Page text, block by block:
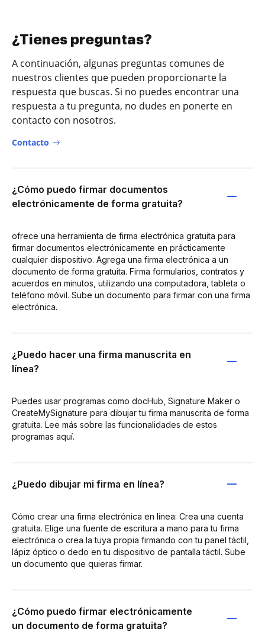
¿Tienes preguntas?
A continuación, algunas preguntas comunes de
nuestros clientes que pueden proporcionarte la
respuesta que buscas. Si no puedes encontrar una
respuesta a tu pregunta, no dudes en ponerte en
contacto con nosotros.
Contacto
¿Cómo puedo firmar documentos
electrónicamente de forma gratuita?
ofrece una herramienta de firma electrónica gratuita para
firmar documentos electrónicamente en prácticamente
cualquier dispositivo. Agrega una firma electrónica a un
documento de forma gratuita. Firma formularios, contratos y
acuerdos en minutos, utilizando una computadora, tableta o
teléfono móvil. Sube un documento para firmar con una firma
electrónica.
¿Puedo hacer una firma manuscrita en
línea?
Puedes usar programas como docHub, Signature Maker o
CreateMySignature para dibujar tu firma manuscrita de forma
gratuita. Lee más sobre las funcionalidades de estos
programas aquí.
¿Puedo dibujar mi firma en línea?
Cómo crear una firma electrónica en línea: Crea una cuenta
gratuita. Elige una fuente de escritura a mano para tu firma
electrónica o crea la tuya propia firmando con tu panel táctil,
lápiz óptico o dedo en tu dispositivo de pantalla táctil. Sube
un documento que quieras firmar.
¿Cómo puedo firmar electrónicamente
un documento de forma gratuita?